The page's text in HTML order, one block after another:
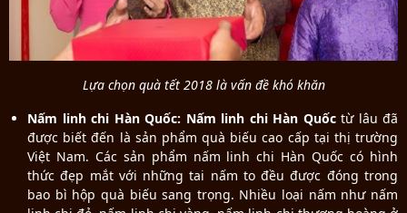
Lựa chọn quà tết 2018 là vấn đề khó khăn
Nấm linh chi Hàn Quốc: Nấm linh chi Hàn Quốctừ lâu đã
được biết đến là sản phẩm quà biếu cao cấp tại thị trường
Việt Nam. Các sản phẩm nấm linh chi Hàn Quốc có hình
thức đẹp mắt với những tai nấm to đều được đóng trong
bao bì hộp quà biếu sang trọng. Nhiều loại nấm như nấm